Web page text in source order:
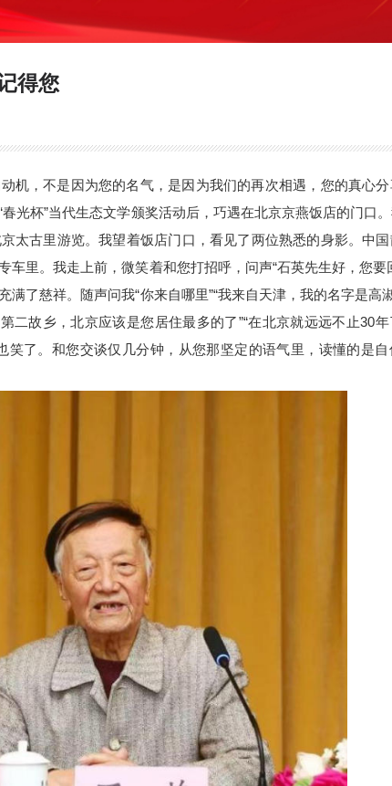
得您
机，不是因为您的名气，是因为我们的再次相遇，您的真心
光杯”当代生态文学颁奖活动后，巧遇在北京京燕饭店的门口
太古里游览。我望着饭店门口，看见了两位熟悉的身影。中
车里。我走上前，微笑着和您打招呼，问声“石英先生好，您要
了慈祥。随声问我“你来自哪里”“我来自天津，我的名字是高
二故乡，北京应该是您居住最多的了”“在北京就远远不止30
笑了。和您交谈仅几分钟，从您那坚定的语气里，读懂的是